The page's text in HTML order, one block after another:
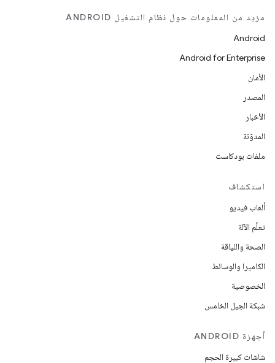
مزيد من المعلومات حول نظام التشغيل ANDROID
Android
Android for Enterprise
الأمان
المصدر
الأخبار
المدوّنة
ملفات بودكاست
استكشاف
ألعاب فيديو
تعلُم الآلة
الصحة واللياقة
الكاميرا والوسائط
الخصوصية
شبكة الجيل الخامس
أجهزة ANDROID
شاشات كبيرة الحجم